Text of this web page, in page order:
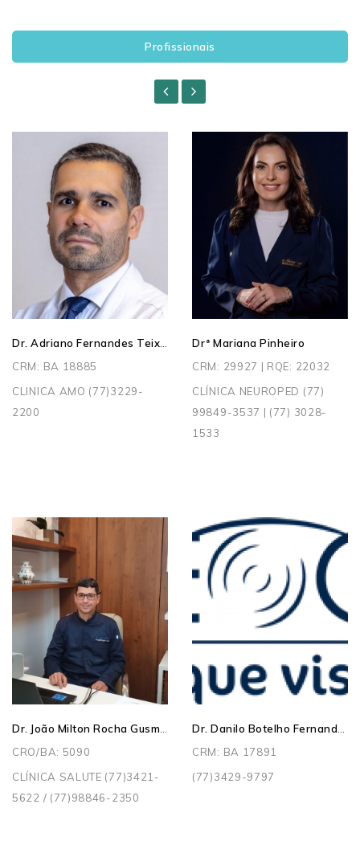
Profissionais
Dr. Adriano Fernandes Teixeira
CRM: BA 18885
CLINICA AMO (77)3229-
2200
Dr. João Milton Rocha Gusmão
CRO/BA: 5090
CLÍNICA SALUTE (77)3421-
5622 / (77)98846-2350
Drª Mariana Pinheiro
CRM: 29927 | RQE: 22032
CLÍNICA NEUROPED (77)
99849-3537 | (77) 3028-
1533
Dr. Danilo Botelho Fernandes
CRM: BA 17891
(77)3429-9797